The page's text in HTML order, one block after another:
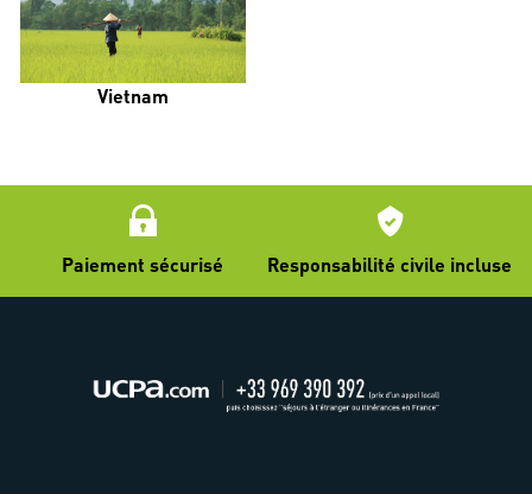
Vietnam
Paiement sécurisé Responsabilité civile incluse